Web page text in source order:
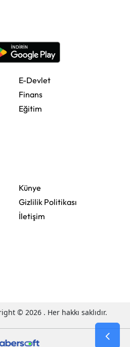
E-Devlet
Finans
Eğitim
Künye
Gizlilik Politikası
İletişim
© 2026 . Her hakkı saklıdır.